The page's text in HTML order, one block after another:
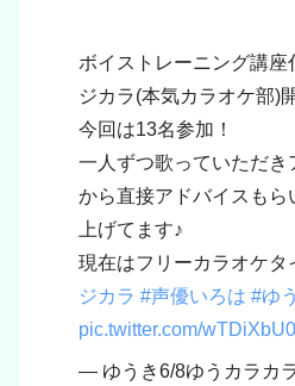
ボイストレーニング講座
ジカラ(本気カラオケ部)
今回は13名参加！
一人ずつ歌っていただき
から直接アドバイスもら
上げてます♪
現在はフリーカラオケタ
ジカラ #声優いろは #ゆ
pic.twitter.com/
— ゆうき6/8ゆうカラカ